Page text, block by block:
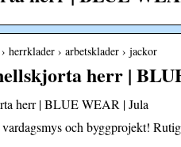
herrklader › arbetsklader › jackor
herr |
herr | BLUE WEAR | Jula
och byggprojekt!